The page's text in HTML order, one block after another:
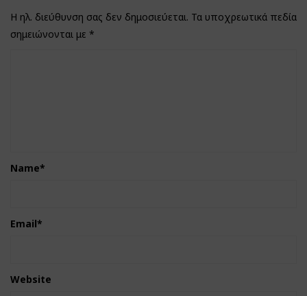
Η ηλ. διεύθυνση σας δεν δημοσιεύεται. Τα υποχρεωτικά πεδία
σημειώνονται με *
Name*
Email*
Website